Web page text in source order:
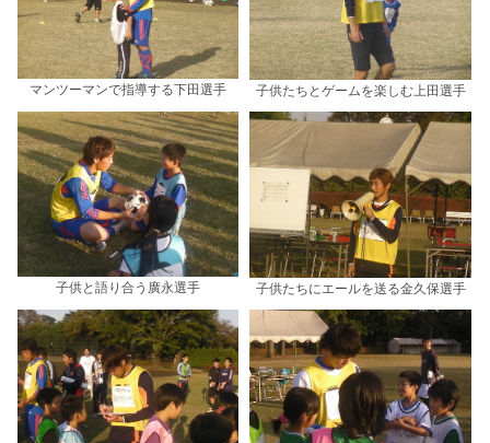
マンツーマンで指導する下田選手 子供たちとゲームを楽しむ上田選手
子供と語り合う廣永選手 子供たちにエールを送る金久保選手